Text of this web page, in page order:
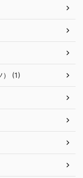
） (1)